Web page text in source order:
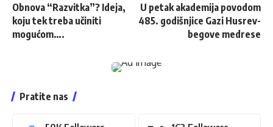
Obnova “Razvitka”? Ideja,
koju tek treba učiniti
mogućom….
U petak akademija povodom
485. godišnjice Gazi Husrev-
begove medrese
Pratite nas